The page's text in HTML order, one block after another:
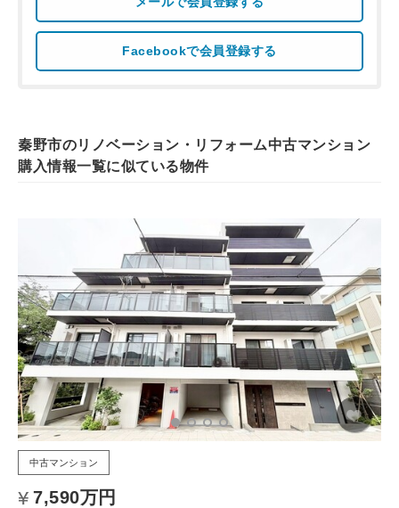
Facebookで会員登録する
秦野市のリノベーション・リフォーム中古マンション
購入情報一覧に似ている物件
中古マンション
7,590万円